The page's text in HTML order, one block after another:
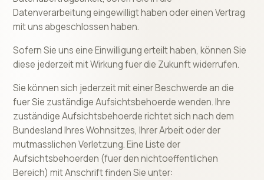
Datenverarbeitung eingewilligt haben oder einen Vertrag
mit uns abgeschlossen haben.
Sofern Sie uns eine Einwilligung erteilt haben, können Sie
diese jederzeit mit Wirkung fuer die Zukunft widerrufen.
Sie können sich jederzeit mit einer Beschwerde an die
fuer Sie zuständige Aufsichtsbehoerde wenden. Ihre
zuständige Aufsichtsbehoerde richtet sich nach dem
Bundesland Ihres Wohnsitzes, Ihrer Arbeit oder der
mutmasslichen Verletzung. Eine Liste der
Aufsichtsbehoerden (fuer den nichtoeffentlichen
Bereich) mit Anschrift finden Sie unter: